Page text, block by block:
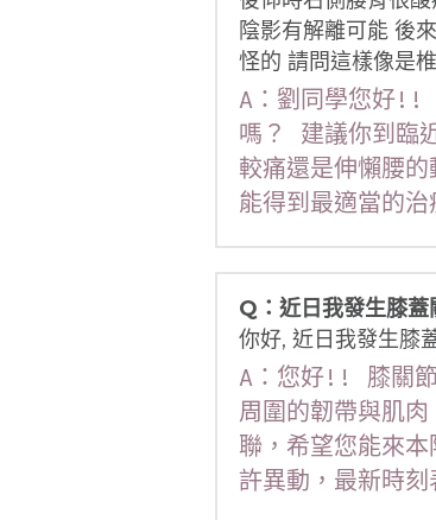
陰影有解離可能 後
怪的 請問這樣像是
A：劉同學您好!!
嗎？ 建議你到臨
較痛還是伸懶腰
能得到最適當的
Q：近日我發生膝
你好, 近日我發生膝
A：您好!! 膝關節
周圍的韌帶與肌
聯，希望您能來
許異動，最新時